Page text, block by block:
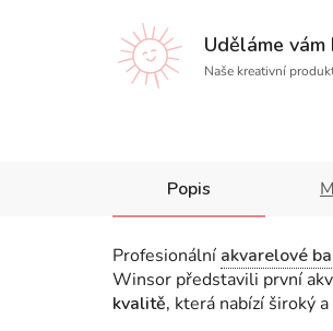
Uděláme vám
Naše kreativní
Popis
Profesionální akvarelové
Winsor představili první
kvalitě, která nabízí široký